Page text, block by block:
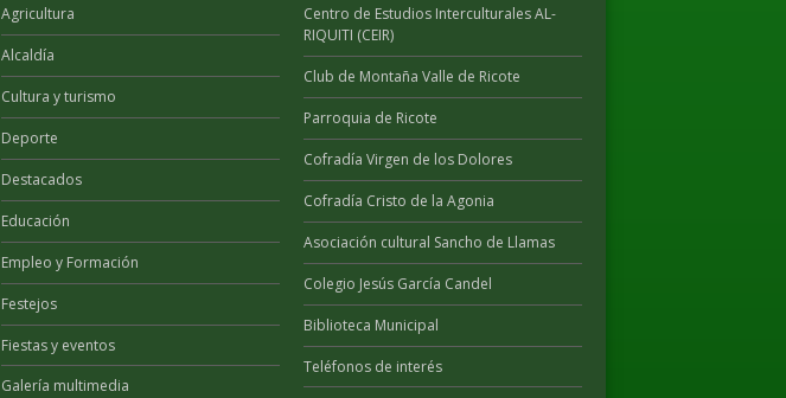
Agricultura
Alcaldía
Cultura y turismo
Deporte
Destacados
Educación
Empleo y Formación
Festejos
Fiestas y eventos
Galería multimedia
Centro de Estudios Interculturales AL-
RIQUITI (CEIR)
Club de Montaña Valle de Ricote
Parroquia de Ricote
Cofradía Virgen de los Dolores
Cofradía Cristo de la Agonia
Asociación cultural Sancho de Llamas
Colegio Jesús García Candel
Biblioteca Municipal
Teléfonos de interés